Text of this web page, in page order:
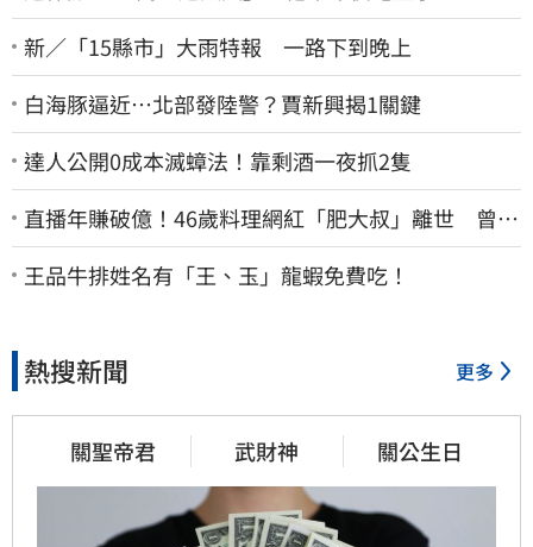
新／「15縣市」大雨特報 一路下到晚上
白海豚逼近…北部發陸警？賈新興揭1關鍵
達人公開0成本滅蟑法！靠剩酒一夜抓2隻
直播年賺破億！46歲料理網紅「肥大叔」離世 曾連
播17小時辛酸面曝
王品牛排姓名有「王、玉」龍蝦免費吃！
熱搜新聞 更多
關聖帝君 武財神 關公生日